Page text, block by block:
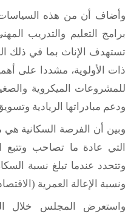
وأضاف أن من هذه السياسات
برامج التعليم والتدريب
تستهدف الإناث بما في ذلك
ذات الأولوية، مشددا على
للمشروعات الميكروية
ودعم مبادراتها الريادية
وبين أن الفرصة السكانية هي
التي عادة ما تصاحب وتتبع
وتتحدد عندما تبلغ نسبة
ونسبة الإعالة العمرية
واستعرض المجلس خلال